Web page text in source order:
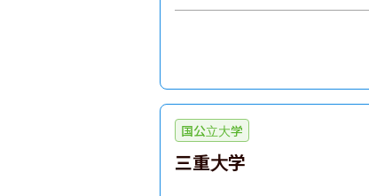
国公立大学
三重大学